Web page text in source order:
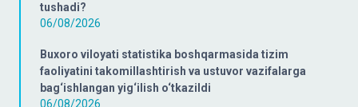
tushadi?
06/08/2026
Buxoro viloyati statistika boshqarmasida tizim
faoliyatini takomillashtirish va ustuvor vazifalarga
bag‘ishlangan yig‘ilish o‘tkazildi
06/08/2026